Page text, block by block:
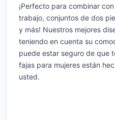
¡Perfecto para combinar
trabajo, conjuntos de dos
y más! Nuestros mejores
teniendo en cuenta su
puede estar seguro de que
fajas para mujeres están
usted.